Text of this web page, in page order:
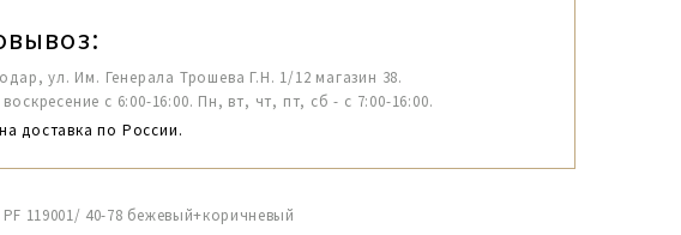
ул. Им. Генерала Трошева Г.Н. 1/12 магазин 38.
с 6:00-16:00. Пн, вт, чт, пт, сб - с 7:00-16:00.
доставка по России.
119001/ 40-78 бежевый+коричневый